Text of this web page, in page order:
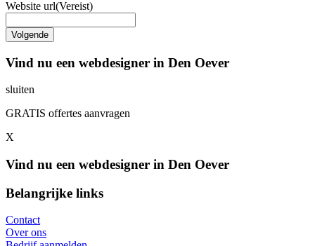
Website url(Vereist)
Vind nu een webdesigner in Den Oever
sluiten
GRATIS offertes aanvragen
X
Vind nu een webdesigner in Den Oever
Belangrijke links
Contact
Over ons